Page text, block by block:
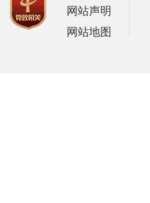
网站声明
网站地图